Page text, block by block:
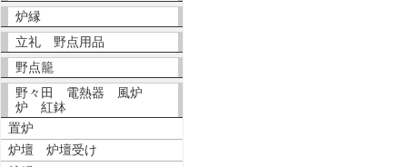
炉縁
立礼 野点用品
野点籠
野々田 電熱器 風炉
炉 紅鉢
置炉
炉壇 炉壇受け